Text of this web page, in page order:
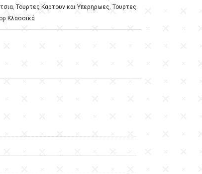
, Τουρτες Καρτουν και Υπερηρωες, Τουρτες
Κλασσικά